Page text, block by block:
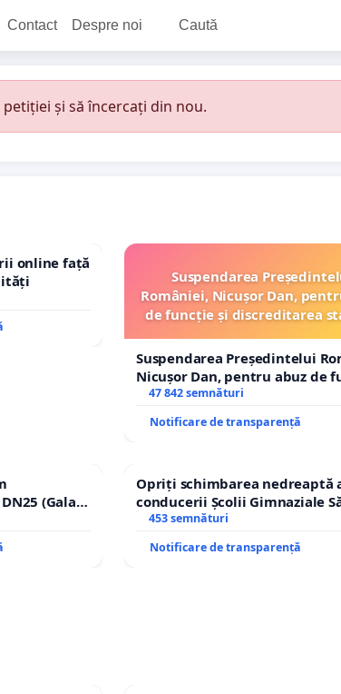
Contact Despre noi Caută
și să încercați din nou.
online față
Suspendarea
României, Nicușor Dan,
de funcție și discreditarea
Suspendarea Președintelui
Nicușor Dan, pentru abuz de
și discreditarea statului
47 842 semnături
Notificare de transparență
(Galați
Opriți schimbarea nedreaptă
conducerii Școlii Gimnaziale
453 semnături
Notificare de transparență